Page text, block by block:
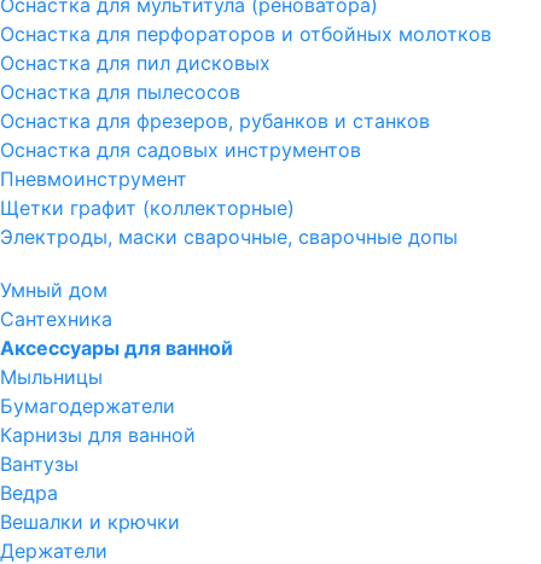
Оснастка для мультитула (реноватора)
Оснастка для перфораторов и отбойных молотков
Оснастка для пил дисковых
Оснастка для пылесосов
Оснастка для фрезеров, рубанков и станков
Оснастка для садовых инструментов
Пневмоинструмент
Щетки графит (коллекторные)
Электроды, маски сварочные, сварочные допы
Умный дом
Сантехника
Аксессуары для ванной
Мыльницы
Бумагодержатели
Карнизы для ванной
Вантузы
Ведра
Вешалки и крючки
Держатели